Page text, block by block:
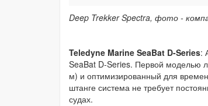
Deep Trekker Spectra, фото -
Teledyne Marine SeaBat D-Series:
SeaBat D-Series. Первой моделью
м) и оптимизированный для
штанге система не требует
судах.